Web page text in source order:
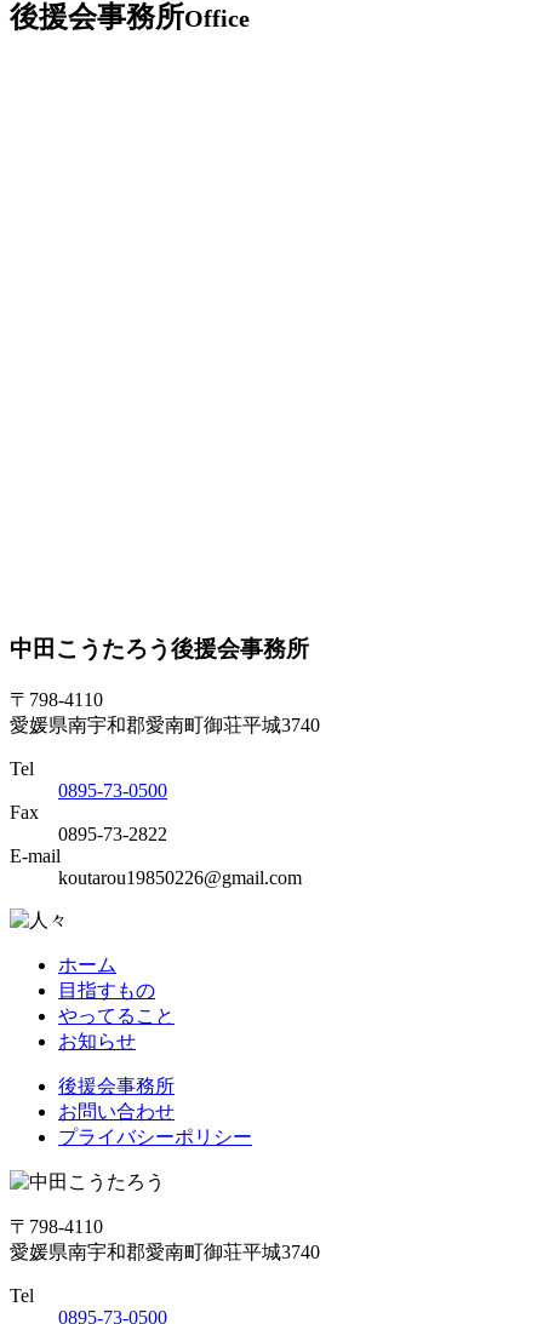
後援会事務所Office
中田こうたろう後援会事務所
〒798-4110
愛媛県南宇和郡愛南町御荘平城3740
Tel
0895-73-0500
Fax
0895-73-2822
E-mail
koutarou19850226@gmail.com
ホーム
目指すもの
やってること
お知らせ
後援会事務所
お問い合わせ
プライバシーポリシー
〒798-4110
愛媛県南宇和郡愛南町御荘平城3740
Tel
0895-73-0500